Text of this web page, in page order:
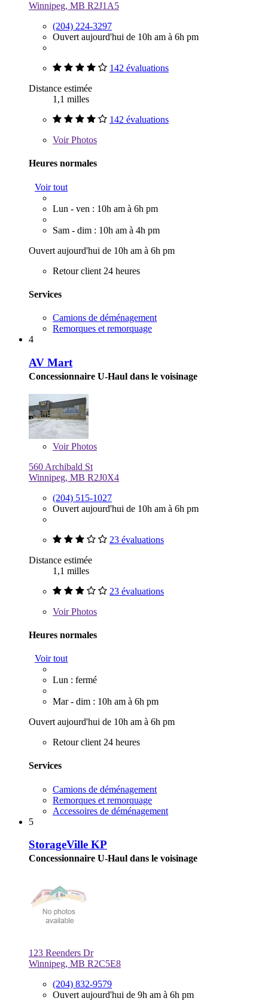
Winnipeg, MB R2J1A5
(204) 224-3297
Ouvert aujourd'hui de 10h am à 6h pm
142 évaluations
Distance estimée
1,1 milles
142 évaluations
VoirPhotos
Heures normales
Voir tout
Lun - ven : 10h am à 6h pm
Sam - dim : 10h am à 4h pm
Ouvert aujourd'hui de 10h am à 6h pm
Retour client 24 heures
Services
Camions de déménagement
Remorques et remorquage
4
AV Mart
Concessionnaire U-Haul dans le voisinage
VoirPhotos
560 Archibald St
Winnipeg, MB R2J0X4
(204) 515-1027
Ouvert aujourd'hui de 10h am à 6h pm
23 évaluations
Distance estimée
1,1 milles
23 évaluations
VoirPhotos
Heures normales
Voir tout
Lun : fermé
Mar - dim : 10h am à 6h pm
Ouvert aujourd'hui de 10h am à 6h pm
Retour client 24 heures
Services
Camions de déménagement
Remorques et remorquage
Accessoires de déménagement
5
StorageVille KP
Concessionnaire U-Haul dans le voisinage
123 Reenders Dr
Winnipeg, MB R2C5E8
(204) 832-9579
Ouvert aujourd'hui de 9h am à 6h pm